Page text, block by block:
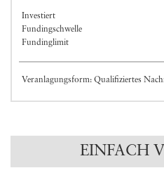
Investiert
Fundingschwelle
Fundinglimit
Veranlagungsform: Qualifiziertes
EINFACH